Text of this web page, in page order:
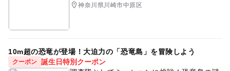
神奈川県川崎市中原区
10m超の恐竜が登場！大迫力の「恐竜島」を冒険しよう
クーポン 誕生日特別クーポン